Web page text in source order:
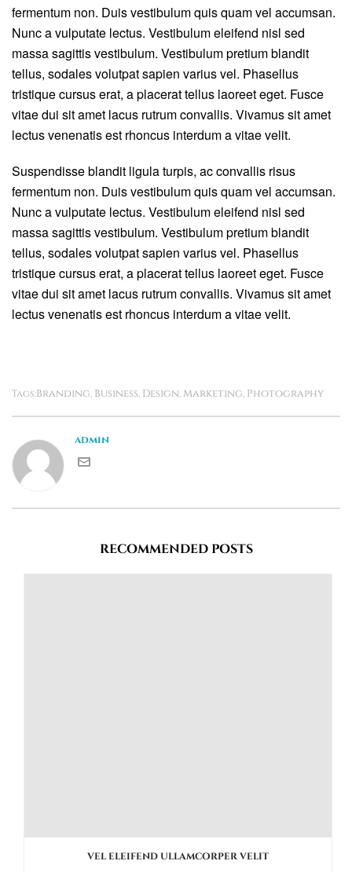
fermentum non. Duis vestibulum quis quam vel accumsan.
Nunc a vulputate lectus. Vestibulum eleifend nisl sed
massa sagittis vestibulum. Vestibulum pretium blandit
tellus, sodales volutpat sapien varius vel. Phasellus
tristique cursus erat, a placerat tellus laoreet eget. Fusce
vitae dui sit amet lacus rutrum convallis. Vivamus sit amet
lectus venenatis est rhoncus interdum a vitae velit.
Suspendisse blandit ligula turpis, ac convallis risus
fermentum non. Duis vestibulum quis quam vel accumsan.
Nunc a vulputate lectus. Vestibulum eleifend nisl sed
massa sagittis vestibulum. Vestibulum pretium blandit
tellus, sodales volutpat sapien varius vel. Phasellus
tristique cursus erat, a placerat tellus laoreet eget. Fusce
vitae dui sit amet lacus rutrum convallis. Vivamus sit amet
lectus venenatis est rhoncus interdum a vitae velit.
Tags:Branding, Business, Design, Marketing, Photography
admin
RECOMMENDED POSTS
VEL ELEIFEND ULLAMCORPER VELIT